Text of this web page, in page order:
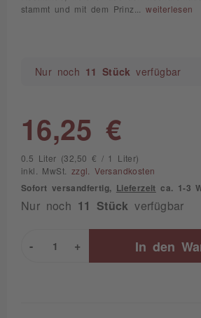
stammt und mit dem Prinz...weiterlesen
Nur noch 11 Stück verfügbar
16,25 €
0.5 Liter (32,50 € / 1 Liter)
inkl. MwSt. zzgl. Versandkosten
Sofort versandfertig, Lieferzeit ca. 1-3
Nur noch 11 Stück verfügbar
+
- In den